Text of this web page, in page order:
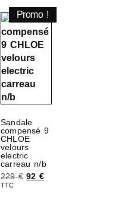
Promo !
Sandale
compensé 9
CHLOE
velours
electric
carreau n/b
229€ 92 €
TTC